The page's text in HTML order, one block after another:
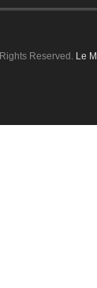
Reserved. Le